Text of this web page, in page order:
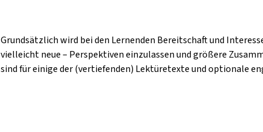
Grundsätzlich wird bei den Lernenden Bereitschaft und
vielleicht neue – Perspektiven einzulassen und größere
sind für einige der (vertiefenden) Lektüretexte und optionale